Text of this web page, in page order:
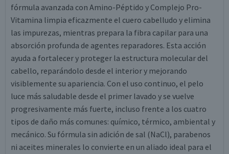
fórmula avanzada con Amino-Péptido y Complejo Pro-
Vitamina limpia eficazmente el cuero cabelludo y elimina
las impurezas, mientras prepara la fibra capilar para una
absorción profunda de agentes reparadores. Esta acción
ayuda a fortalecer y proteger la estructura molecular del
cabello, reparándolo desde el interior y mejorando
visiblemente su apariencia. Con el uso continuo, el pelo
luce más saludable desde el primer lavado y se vuelve
progresivamente más fuerte, incluso frente a los cuatro
tipos de daño más comunes: químico, térmico, ambiental y
mecánico. Su fórmula sin adición de sal (NaCl), parabenos
ni aceites minerales lo convierte en un aliado ideal para el